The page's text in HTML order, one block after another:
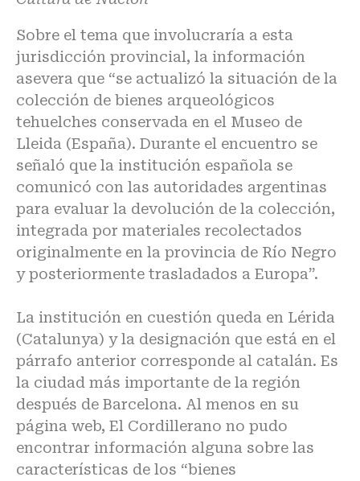
Sobre el tema que involucraría a esta
jurisdicción provincial, la información
asevera que “se actualizó la situación de la
colección de bienes arqueológicos
tehuelches conservada en el Museo de
Lleida (España). Durante el encuentro se
señaló que la institución española se
comunicó con las autoridades argentinas
para evaluar la devolución de la colección,
integrada por materiales recolectados
originalmente en la provincia de Río Negro
y posteriormente trasladados a Europa”.
La institución en cuestión queda en Lérida
(Catalunya) y la designación que está en el
párrafo anterior corresponde al catalán. Es
la ciudad más importante de la región
después de Barcelona. Al menos en su
página web, El Cordillerano no pudo
encontrar información alguna sobre las
características de los “bienes